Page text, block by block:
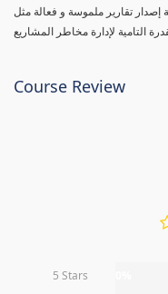
تقارير ملموسة و فعالة مثل
Course Review
5 Stars